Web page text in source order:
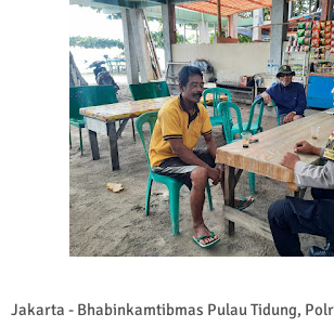
Jakarta - Bhabinkamtibmas Pulau Tidung,